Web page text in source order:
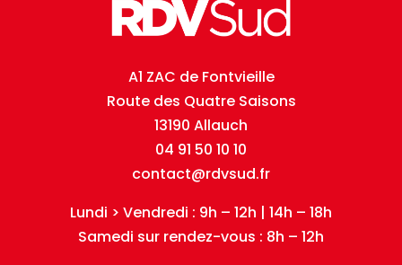
A1 ZAC de Fontvieille
Route des Quatre Saisons
13190 Allauch
04 91 50 10 10
contact@rdvsud.fr
Lundi > Vendredi : 9h – 12h | 14h – 18h
Samedi sur rendez-vous : 8h – 12h